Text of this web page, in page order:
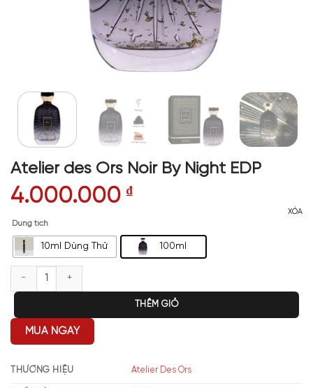
Atelier des Ors Noir By Night EDP
4.000.000 ₫
Dung tích
10ml Dùng Thử 100ml
XÓA
Atelier des Ors Noir By Night EDP số lượng
THÊM GIỎ
MUA NGAY
THƯƠNG HIỆU Atelier Des Ors